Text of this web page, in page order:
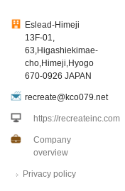
Eslead-Himeji
13F-01,
63,Higashiekimae-
cho,Himeji,Hyogo
670-0926 JAPAN
recreate@kco079.net
https://recreateinc.com
Company
overview
Privacy policy